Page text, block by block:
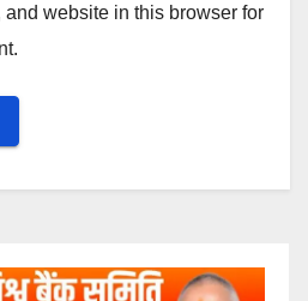
website in this browser for